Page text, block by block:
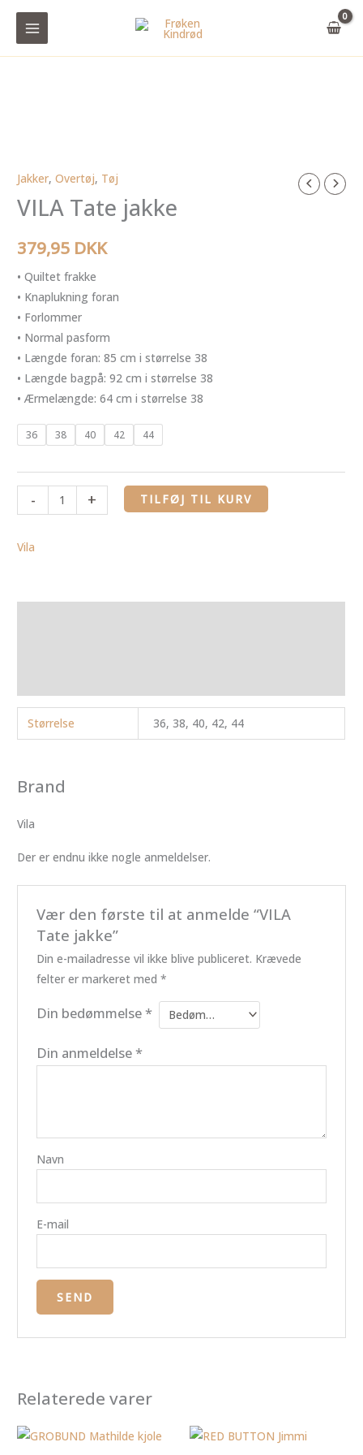
Jakker,Overtøj, Tøj
VILA Tate jakke
379,95 DKK
• Quiltet frakke
• Knaplukning foran
• Forlommer
• Normal pasform
• Længde foran: 85 cm i størrelse 38
• Længde bagpå: 92 cm i størrelse 38
• Ærmelængde: 64 cm i størrelse 38
36 38 40 42 44
-
VILA
Tate
antal
+ TILFØJ TIL KURV
Vila
Størrelse 36, 38, 40, 42, 44
Brand
Vila
Der er endnu ikke nogle anmeldelser.
Vær den første til at anmelde “VILA
Tate jakke”
Din e-mailadresse vil ikke blive publiceret. Krævede
felter er markeret med *
Din bedømmelse*
Din anmeldelse*
Navn
E-mail
Relaterede varer